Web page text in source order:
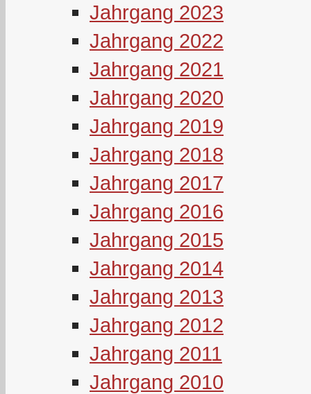
Jahrgang 2023
Jahrgang 2022
Jahrgang 2021
Jahrgang 2020
Jahrgang 2019
Jahrgang 2018
Jahrgang 2017
Jahrgang 2016
Jahrgang 2015
Jahrgang 2014
Jahrgang 2013
Jahrgang 2012
Jahrgang 2011
Jahrgang 2010